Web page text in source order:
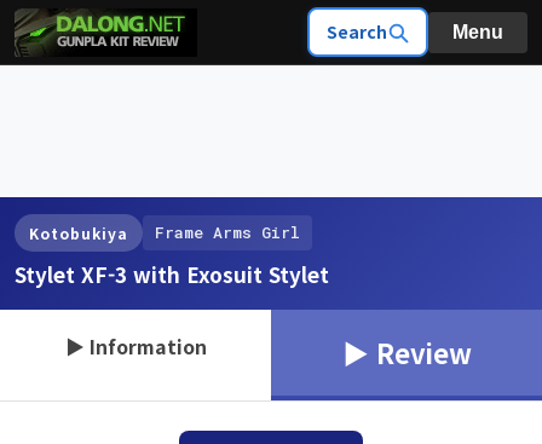
Search Menu
Kotobukiya Frame Arms Girl
Stylet XF-3 with Exosuit Stylet
▶ Information ▶ Review